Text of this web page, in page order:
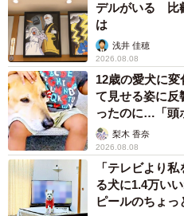
デルがいる 比
は
浅井 佳穂
2026.08.08
12歳の愛犬に
て見せる姿に
ったのに…「頭
「尊…」
梨木 香奈
2026.08.08
「テレビより
る犬に1.4万い
ピールのちょっ